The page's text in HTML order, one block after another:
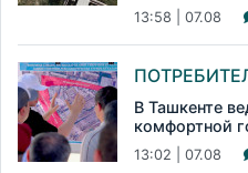
13:58 | 07.08
В Ташкенте
комфортной
13:02 | 07.08